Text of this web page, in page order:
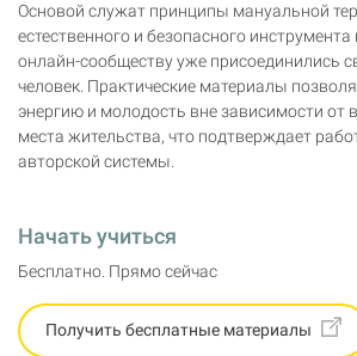
Основой служат принципы мануальной
естественного и безопасного
онлайн-сообществу уже присоединились
человек. Практические материалы
энергию и молодость вне зависимости от
места жительства, что подтверждает
авторской системы.
Начать учиться
Бесплатно. Прямо сейчас
Получить бесплатные материалы